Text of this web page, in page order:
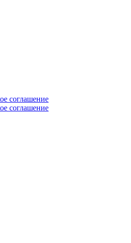
соглашение
соглашение